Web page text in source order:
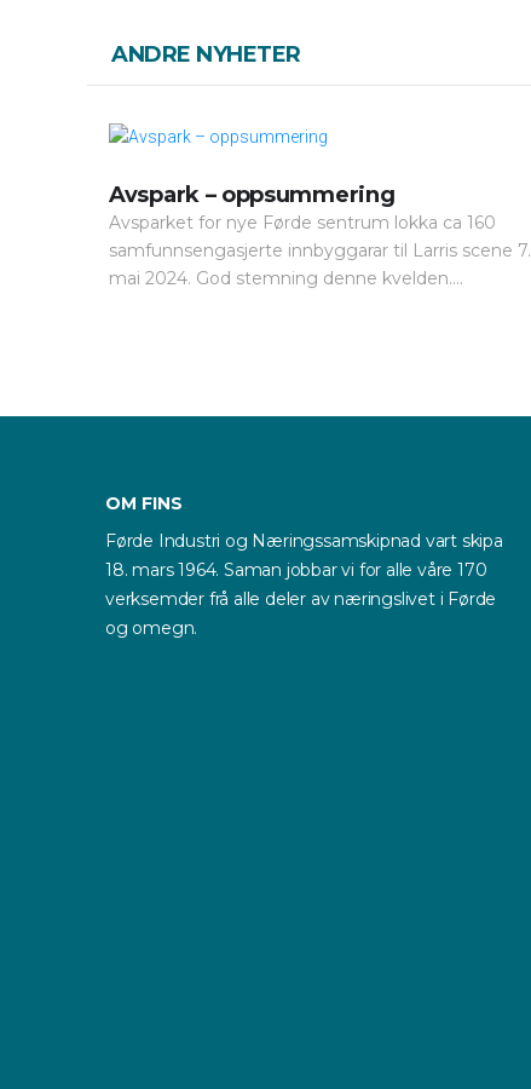
ANDRE NYHETER
Avspark – oppsummering
Avsparket for nye Førde sentrum lokka ca 160
samfunnsengasjerte innbyggarar til Larris scene 7.
mai 2024. God stemning denne kvelden....
OM FINS
Førde Industri og Næringssamskipnad vart skipa
18. mars 1964. Saman jobbar vi for alle våre 170
verksemder frå alle deler av næringslivet i Førde
og omegn.